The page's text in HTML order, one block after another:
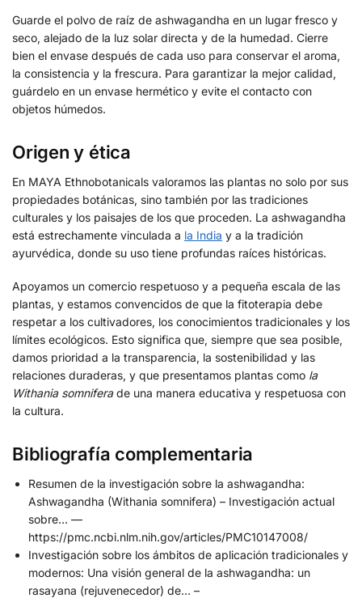
Guarde el polvo de raíz de ashwagandha en un lugar fresco y
seco, alejado de la luz solar directa y de la humedad. Cierre
bien el envase después de cada uso para conservar el aroma,
la consistencia y la frescura. Para garantizar la mejor calidad,
guárdelo en un envase hermético y evite el contacto con
objetos húmedos.
Origen y ética
En MAYA Ethnobotanicals valoramos las plantas no solo por sus
propiedades botánicas, sino también por las tradiciones
culturales y los paisajes de los que proceden. La ashwagandha
está estrechamente vinculada a la India y a la tradición
ayurvédica, donde su uso tiene profundas raíces históricas.
Apoyamos un comercio respetuoso y a pequeña escala de las
plantas, y estamos convencidos de que la fitoterapia debe
respetar a los cultivadores, los conocimientos tradicionales y los
límites ecológicos. Esto significa que, siempre que sea posible,
damos prioridad a la transparencia, la sostenibilidad y las
relaciones duraderas, y que presentamos plantas como la
Withania somniferade una manera educativa y respetuosa con
la cultura.
Bibliografía complementaria
Resumen de la investigación sobre la ashwagandha:
Ashwagandha (Withania somnifera) – Investigación actual
sobre… —
https://pmc.ncbi.nlm.nih.gov/articles/PMC10147008/
Investigación sobre los ámbitos de aplicación tradicionales y
modernos: Una visión general de la ashwagandha: un
rasayana (rejuvenecedor) de… –